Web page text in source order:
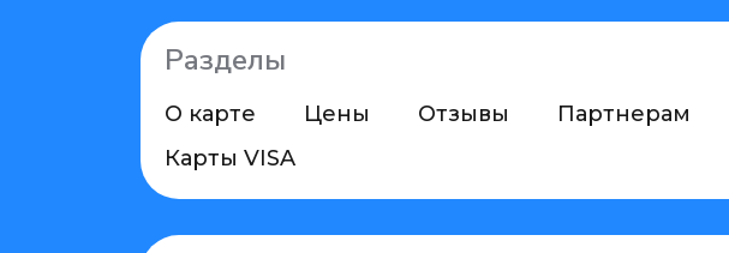
Разделы
О карте Цены Отзывы Партнерам
Карты VISA